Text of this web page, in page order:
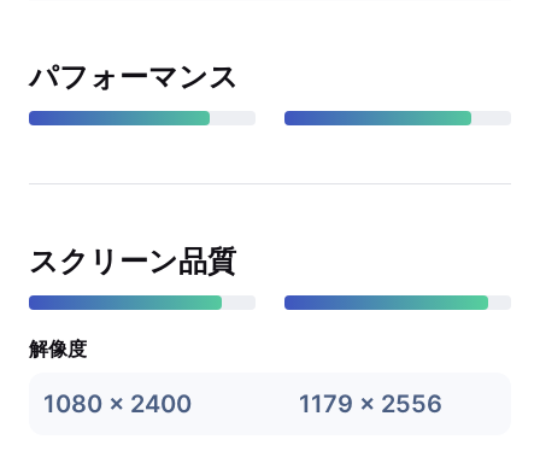
パフォーマンス
スクリーン品質
解像度
1080 x 2400 1179 x 2556